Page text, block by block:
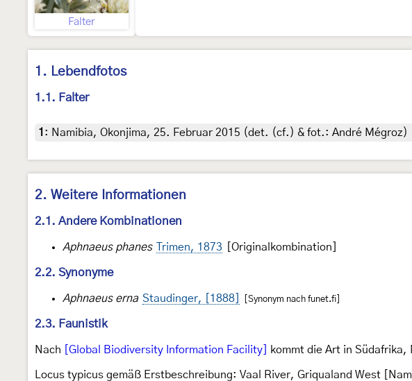
Falter
1. Lebendfotos
1.1. Falter
1 : Namibia, Okonjima, 25. Februar 2015 (det. (cf.) & fot.: André Mégroz)
2. Weitere Informationen
2.1. Andere Kombinationen
Aphnaeus phanes Trimen, 1873 [Originalkombination]
2.2. Synonyme
Aphnaeus erna Staudinger, [1888] [Synonym nach funet.fi]
2.3. Faunistik
Nach [Global Biodiversity Information Facility] kommt die Art in Südafrika,
Locus typicus gemäß Erstbeschreibung: Vaal River, Griqualand West